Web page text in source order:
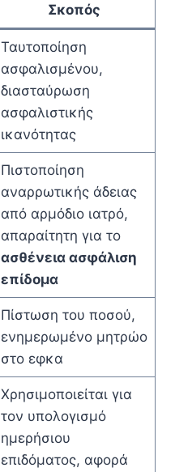
Σκοπός
Ταυτοποίηση
ασφαλισμένου,
διασταύρωση
ασφαλιστικής
ικανότητας
Πιστοποίηση
αναρρωτικής άδειας
από αρμόδιο ιατρό,
απαραίτητη για το
ασθένεια ασφάλιση
επίδομα
Πίστωση του ποσού,
ενημερωμένο μητρώο
στο εφκα
Χρησιμοποιείται για
τον υπολογισμό
ημερήσιου
επιδόματος, αφορά